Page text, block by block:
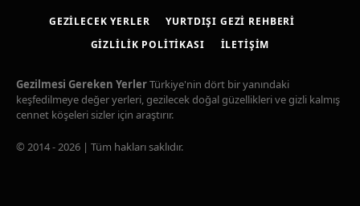
GEZILECEK YERLER
YURTDIŞI GEZI REHBERI
GIZLILIK POLITIKASI
İLETIŞIM
Gezilmesi Gereken YerlerTürkiye'nin dört bir yanındaki
keşfedilmeye değer yerleri, gezilecek doğal güzellikleri ve gizli kalmış
cennet köşeleri sizler için araştırır.
© 2014 - 2026 | Tüm hakları saklıdır.